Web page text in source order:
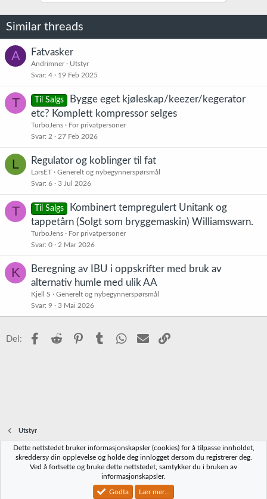
n
e
r
Similar threads
A Fatvasker
Andrimner
Utstyr
Svar 4 19 Feb 2025
T Til Salgs
Bygge eget kjøleskap/keezer/kegerator
etc? Komplett kompressor selges
TurboJens
For privatpersoner
Svar 2 27 Feb 2026
L Regulator og koblinger til fat
LarsET
Generelt og nybegynnerspørsmål
Svar 6 3 Jul 2026
T Til Salgs
Kombinert tempregulert Unitank og
tappetårn (Solgt som bryggemaskin) Williamswarn.
TurboJens
For privatpersoner
Svar 0 2 Mar 2026
K
Beregning av IBU i oppskrifter med bruk av
alternativ humle med ulik AA
Kjell S
Generelt og nybegynnerspørsmål
Svar 9 3 Mai 2026
Del: Facebook
Reddit PinterestTumblr WhatsApp
E-post
Utstyr
Norbrygg-default
Vilkår og regler Personvernregler
Community platform by XenForo® © 2010-2023 XenForo Ltd.
Dette nettstedet bruker informasjonskapsler (cookies) for å tilpasse innholdet,
skreddersy din opplevelse og holde deg innlogget dersom du registrerer deg.
Ved å fortsette og bruke dette nettstedet, samtykker du i bruken av
informasjonskapsler.
Godta Lær mer...